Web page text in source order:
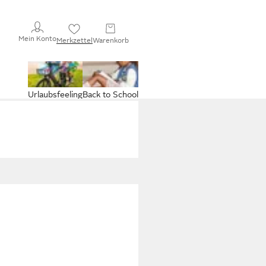
Mein KontoMerkzettelWarenkorb
Back to School
Urlaubsfeeling